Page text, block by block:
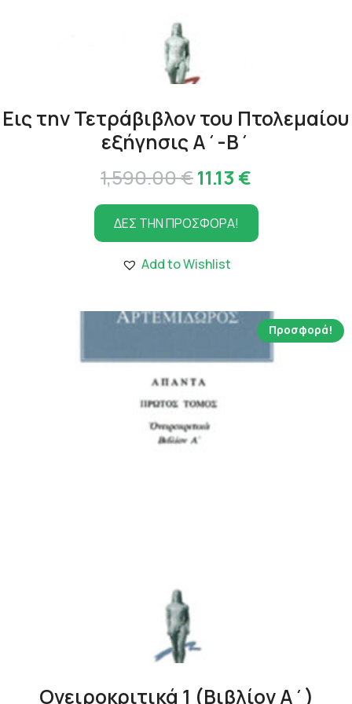
Εις την Τετράβιβλον του Πτολεμαίου
εξήγησις Α΄-Β΄
1,590.00€Original
price
was:
1,590.00 €.
11.13 €
τρέχουσα
τιμή
ΔΕΣ ΤΗΝ ΠΡΟΣΦΟΡΑ!
Add to Wishlist
Προσφορά!
Ονειροκριτικά 1 (Βιβλίον Α΄)